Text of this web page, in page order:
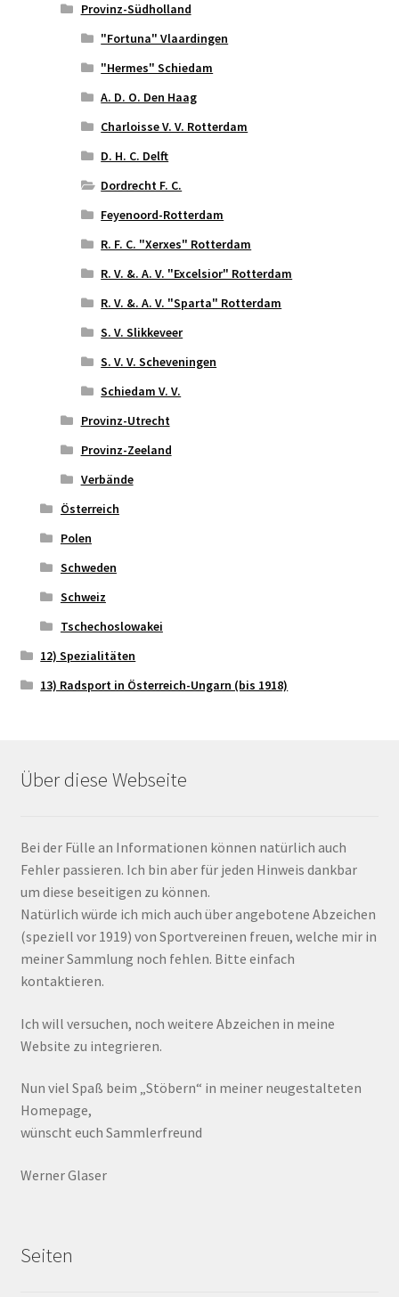
Provinz-Südholland
"Fortuna" Vlaardingen
"Hermes" Schiedam
A. D. O. Den Haag
Charloisse V. V. Rotterdam
D. H. C. Delft
Dordrecht F. C.
Feyenoord-Rotterdam
R. F. C. "Xerxes" Rotterdam
R. V. &. A. V. "Excelsior" Rotterdam
R. V. &. A. V. "Sparta" Rotterdam
S. V. Slikkeveer
S. V. V. Scheveningen
Schiedam V. V.
Provinz-Utrecht
Provinz-Zeeland
Verbände
Österreich
Polen
Schweden
Schweiz
Tschechoslowakei
12) Spezialitäten
13) Radsport in Österreich-Ungarn (bis 1918)
Über diese Webseite
Bei der Fülle an Informationen können natürlich auch
Fehler passieren. Ich bin aber für jeden Hinweis dankbar
um diese beseitigen zu können.
Natürlich würde ich mich auch über angebotene Abzeichen
(speziell vor 1919) von Sportvereinen freuen, welche mir in
meiner Sammlung noch fehlen. Bitte einfach
kontaktieren.
Ich will versuchen, noch weitere Abzeichen in meine
Website zu integrieren.
Nun viel Spaß beim „Stöbern“ in meiner neugestalteten
Homepage,
wünscht euch Sammlerfreund
Werner Glaser
Seiten